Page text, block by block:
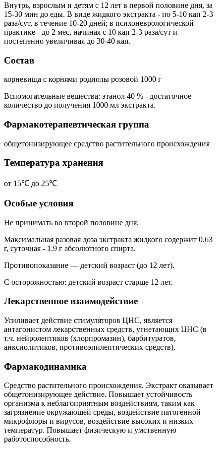
Внутрь, взрослым и детям с 12 лет в первой половине дня, за
15-30 мин до еды. В виде жидкого экстракта - по 5-10 кап 2-3
раза/сут, в течение 10-20 дней; в психоневрологической
практике - до 2 мес, начиная с 10 кап 2-3 раза/сут и
постепенно увеличивая до 30-40 кап.
Состав
корневища с корнями родиолы розовой 1000 г
Вспомогательные вещества: этанол 40 % - достаточное
количество до получения 1000 мл экстракта.
Фармакотерапевтическая группа
общетонизирующее средство растительного происхождения
Температура хранения
от 15℃ до 25℃
Особые условия
Не принимать во второй половине дня.
Максимальная разовая доза экстракта жидкого содержит 0.63
г, суточная - 1.9 г абсолютного спирта.
Противопоказание — детский возраст (до 12 лет).
C осторожностью: детский возраст старше 12 лет.
Лекарственное взаимодействие
Усиливает действие стимуляторов ЦНС, является
антагонистом лекарственных средств, угнетающих ЦНС (в
т.ч. нейролептиков (хлорпромазин), барбитуратов,
анксиолитиков, противоэпилептических средств).
Фармакодинамика
Средство растительного происхождения. Экстракт оказывает
общетонизирующее действие. Повышает устойчивость
организма к неблагоприятным воздействиям, таким как
загрязнение окружающей среды, воздействие патогенной
микрофлоры и вирусов, воздействие высоких и низких
температур. Повышает физическую и умственную
работоспособность.